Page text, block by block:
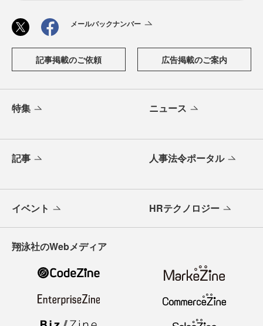
メールバックナンバー
記事掲載のご依頼 広告掲載のご案内
特集 ニュース
記事 人事法令ポータル
イベント HRテクノロジー
翔泳社のWebメディア